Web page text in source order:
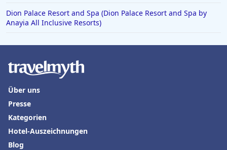
Dion Palace Resort and Spa (Dion Palace Resort and Spa by
Anayia All Inclusive Resorts)
Über uns
Presse
Kategorien
Hotel-Auszeichnungen
Blog